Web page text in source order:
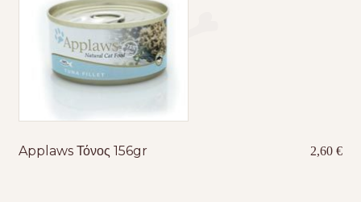
Applaws Τόνος 156gr 2,60€